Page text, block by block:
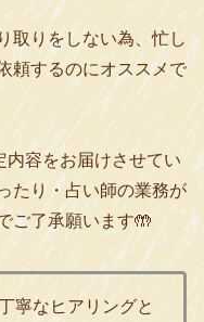
取りをしない為、忙し
頼するのにオススメで
内容をお届けさせてい
たり・占い師の業務が
ご了承願います🤲
寧なヒアリングと